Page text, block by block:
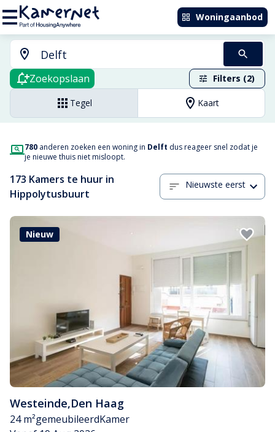
Woningaanbod
Zoekopslaan Filters (2)
Tegel Kaart
780 anderen zoeken een woning in Delft dus reageer snel zodat je
je nieuwe thuis niet misloopt.
173 Kamers te huur in
Hippolytusbuurt
Nieuwste eerst
Nieuw
Westeinde,Den Haag
24 m²gemeubileerdKamer